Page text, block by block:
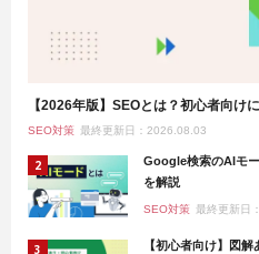
【2026年版】SEOとは？初心者向け
SEO対策 最終更新日：2026.08.03
Google検索のAIモ
を解説
SEO対策 最終更新日
【初心者向け】図